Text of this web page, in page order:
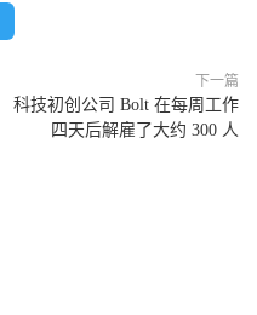
下一篇
科技初创公司 Bolt 在每周工作
四天后解雇了大约 300 人